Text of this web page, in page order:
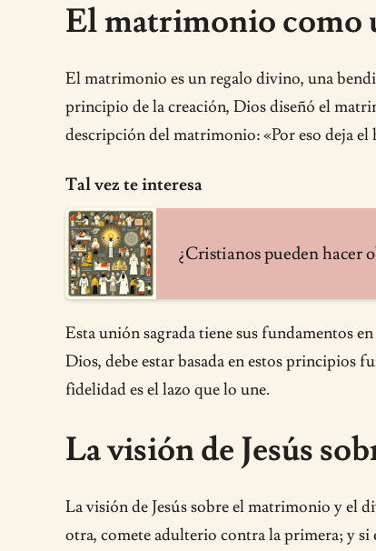
El matrimonio como
El matrimonio es un regalo divino, una
principio de la creación, Dios diseñó el
descripción del matrimonio: «Por eso deja el
Tal vez te interesa
¿Cristianos pueden hacer
Esta unión sagrada tiene sus fundamentos
Dios, debe estar basada en estos principios
fidelidad es el lazo que lo une.
La visión de Jesús
La visión de Jesús sobre el matrimonio y el
otra, comete adulterio contra la primera; y si